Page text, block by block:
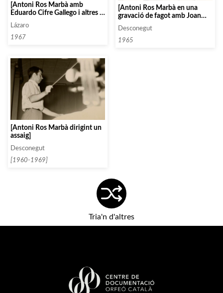
[Antoni Ros Marbà amb
Eduardo Cifre Gallego i altres a
Lázaro
1967
[Antoni Ros Marbà en una
gravació de fagot amb Joan
Carbonell i Manuel Calsina]
Desconegut
1965
[Antoni Ros Marbà dirigint un
assaig]
Desconegut
[1960-1969]
Tria'n d'altres